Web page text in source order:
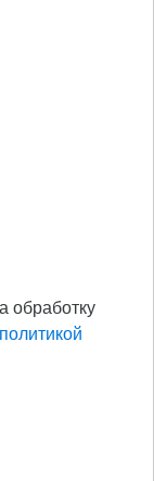
обработку
политикой